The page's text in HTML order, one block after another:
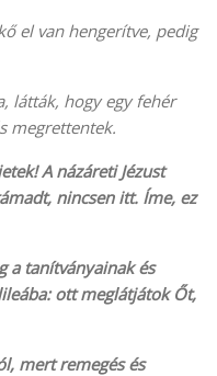
el van hengerítve, pedig
látták, hogy egy fehér
megrettentek.
A názáreti Jézust
nincsen itt. Íme, ez
a tanítványainak és
ott meglátjátok Őt,
mert remegés és